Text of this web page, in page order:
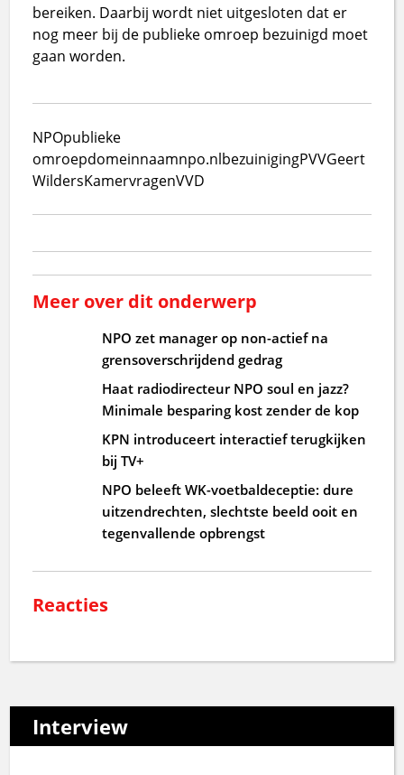
bereiken. Daarbij wordt niet uitgesloten dat er
nog meer bij de publieke omroep bezuinigd moet
gaan worden.
NPOpublieke
omroepdomeinnaamnpo.nlbezuinigingPVVGeert
WildersKamervragenVVD
Meer over dit onderwerp
NPO zet manager op non-actief na
grensoverschrijdend gedrag
Haat radiodirecteur NPO soul en jazz?
Minimale besparing kost zender de kop
KPN introduceert interactief terugkijken
bij TV+
NPO beleeft WK-voetbaldeceptie: dure
uitzendrechten, slechtste beeld ooit en
tegenvallende opbrengst
Reacties
Interview